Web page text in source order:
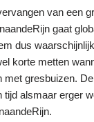
van een
gaat
dus
korte metten
met gresbuizen.
tijd alsmaar erger